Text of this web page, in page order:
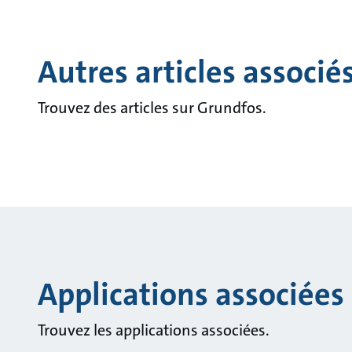
Autres articles
Trouvez des articles sur Grundfos.
Applications associées
Trouvez les applications associées.